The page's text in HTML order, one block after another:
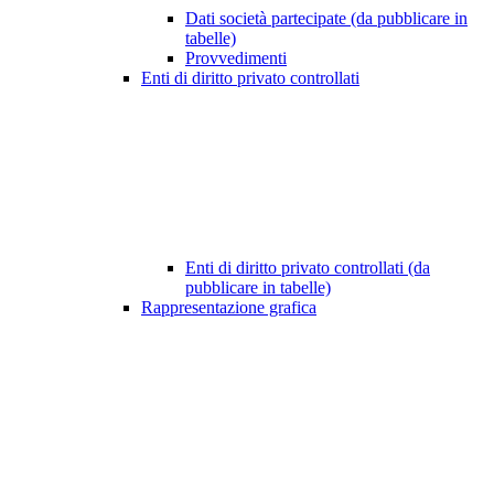
Dati società partecipate (da pubblicare in
tabelle)
Provvedimenti
Enti di diritto privato controllati
Enti di diritto privato controllati (da
pubblicare in tabelle)
Rappresentazione grafica